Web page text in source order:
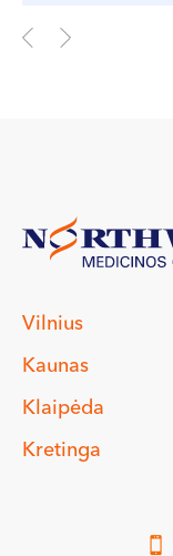
Vilnius
Kaunas
Klaipėda
Kretinga